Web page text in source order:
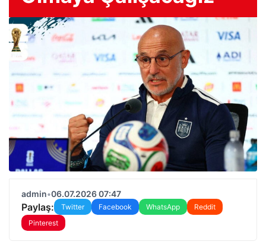
admin•06.07.2026 07:47
Paylaş: Twitter Facebook WhatsApp
Reddit
Pinterest